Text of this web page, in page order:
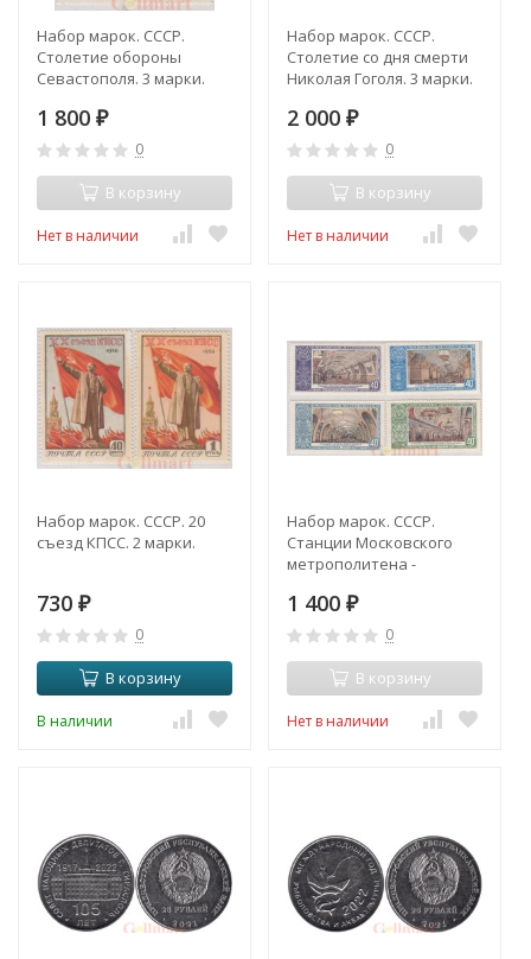
Набор марок. СССР.
Столетие обороны
Севастополя. 3 марки.
1 800 ₽
0
В корзину
Нет в наличии
Набор марок. СССР.
Столетие со дня смерти
Николая Гоголя. 3 марки.
2 000 ₽
0
В корзину
Нет в наличии
Набор марок. СССР. 20
съезд КПСС. 2 марки.
730 ₽
0
В корзину
В наличии
Набор марок. СССР.
Станции Московского
метрополитена -
очереди. 4 марки.
1 400 ₽
0
В корзину
Нет в наличии